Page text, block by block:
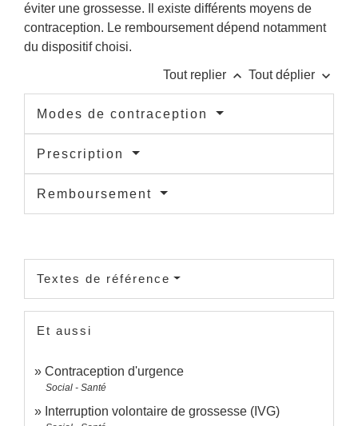
éviter une grossesse. Il existe différents moyens de
contraception. Le remboursement dépend notamment
du dispositif choisi.
Tout replier keyboard_arrow_up Tout déplier keyboard_arrow_down
Modes de contraception
Prescription
Remboursement
Textes de référence
Et aussi
Contraception d'urgence
Social - Santé
Interruption volontaire de grossesse (IVG)